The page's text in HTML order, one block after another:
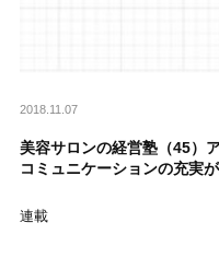
2018.11.07
美容サロンの経営塾（45）
コミュニケーションの充実
連載